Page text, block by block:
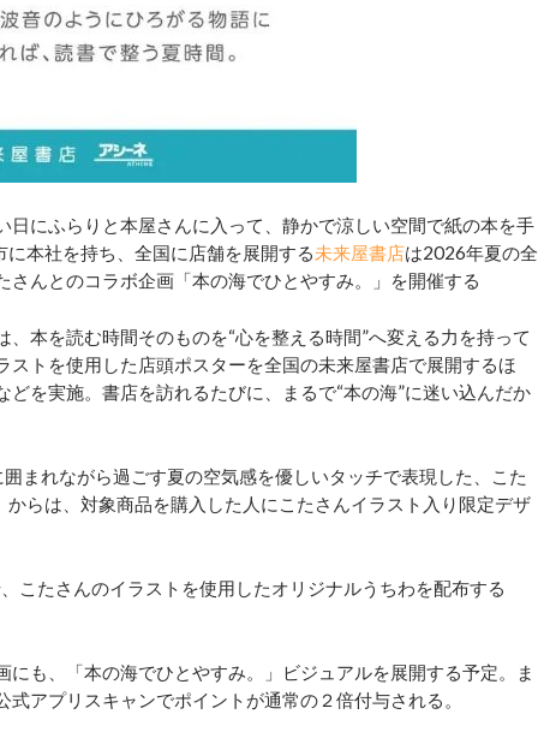
にふらりと本屋さんに入って、静かで涼しい空間で紙の本を手
本社を持ち、全国に店舗を展開する未来屋書店は2026年夏の全
んとのコラボ企画「本の海でひとやすみ。」を開催する
本を読む時間そのものを“心を整える時間”へ変える力を持って
トを使用した店頭ポスターを全国の未来屋書店で展開するほ
を実施。書店を訪れるたびに、まるで“本の海”に迷い込んだか
まれながら過ごす夏の空気感を優しいタッチで表現した、こた
らは、対象商品を購入した人にこたさんイラスト入り限定デザ
たさんのイラストを使用したオリジナルうちわを配布する
も、「本の海でひとやすみ。」ビジュアルを展開する予定。ま
アプリスキャンでポイントが通常の２倍付与される。